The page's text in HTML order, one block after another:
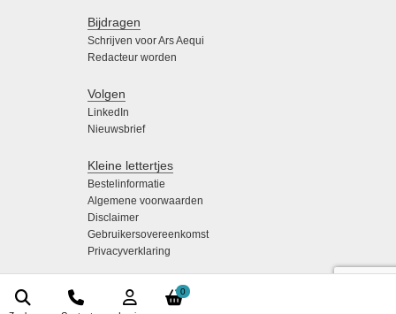
0
Bijdragen
Schrijven voor Ars Aequi
Redacteur worden
Volgen
LinkedIn
Nieuwsbrief
Kleine lettertjes
Bestelinformatie
Algemene voorwaarden
Disclaimer
Gebruikersovereenkomst
Privacyverklaring